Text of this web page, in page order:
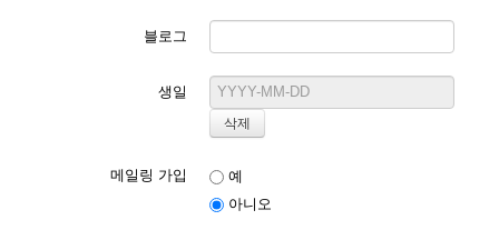
블로그
생일
메일링 가입
예
아니오